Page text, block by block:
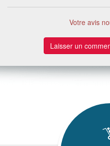
Votre avis
Laisser un